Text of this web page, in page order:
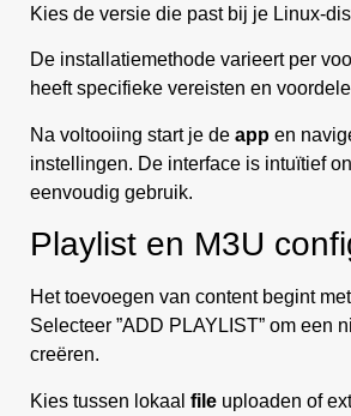
Kies de versie die past bij je Linux-
De installatiemethode varieert per
heeft specifieke vereisten en
Na voltooiing start je de app en
instellingen. De interface is intuïtief
eenvoudig gebruik.
Playlist en M3U
Het toevoegen van content begint
Selecteer ”ADD PLAYLIST” om een
creëren.
Kies tussen lokaal file uploaden of